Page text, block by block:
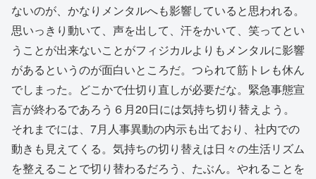
ないのが、かなりメンタルへも影響していると思われる。
思いっきり動いて、声を出して、汗をかいて、笑ってとい
うことが出来ないことがフィジカルよりもメンタルに影響
があるというのが面白いところだ。つられて筋トレも休ん
でしまった。どこかで仕切り直しが必要だな。緊急事態宣
言が終わるであろう６月20日には気持ち切り替えよう。
それまでには、7月人事異動の内示も出ており、社内での
動きも見えてくる。気持ちの切り替えは日々の生活リズム
を整えることで切り替わるだろう、たぶん。やれることを